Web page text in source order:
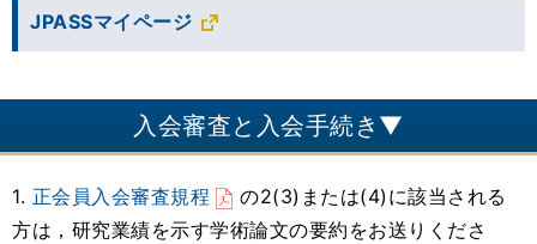
JPASSマイページ
入会審査と入会手続き▼
1. 正会員入会審査規程
の2(3)または(4)に該当される
方は，研究業績を示す学術論文の要約をお送りくださ